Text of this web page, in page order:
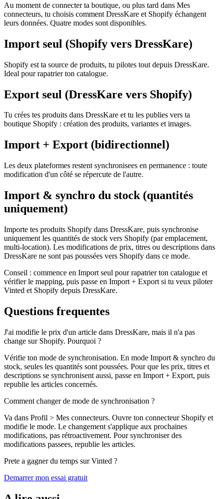
Au moment de connecter ta boutique, ou plus tard dans Mes
connecteurs, tu choisis comment DressKare et Shopify échangent
leurs données. Quatre modes sont disponibles.
Import seul (Shopify vers DressKare)
Shopify est ta source de produits, tu pilotes tout depuis DressKare.
Ideal pour rapatrier ton catalogue.
Export seul (DressKare vers Shopify)
Tu crées tes produits dans DressKare et tu les publies vers ta
boutique Shopify : création des produits, variantes et images.
Import + Export (bidirectionnel)
Les deux plateformes restent synchronisees en permanence : toute
modification d'un côté se répercute de l'autre.
Import & synchro du stock (quantités
uniquement)
Importe tes produits Shopify dans DressKare, puis synchronise
uniquement les quantités de stock vers Shopify (par emplacement,
multi-location). Les modifications de prix, titres ou descriptions dans
DressKare ne sont pas poussées vers Shopify dans ce mode.
Conseil : commence en Import seul pour rapatrier ton catalogue et
vérifier le mapping, puis passe en Import + Export si tu veux piloter
Vinted et Shopify depuis DressKare.
Questions frequentes
J'ai modifie le prix d'un article dans DressKare, mais il n'a pas
change sur Shopify. Pourquoi ?
Vérifie ton mode de synchronisation. En mode Import & synchro du
stock, seules les quantités sont poussées. Pour que les prix, titres et
descriptions se synchronisent aussi, passe en Import + Export, puis
republie les articles concernés.
Comment changer de mode de synchronisation ?
Va dans Profil > Mes connecteurs. Ouvre ton connecteur Shopify et
modifie le mode. Le changement s'applique aux prochaines
modifications, pas rétroactivement. Pour synchroniser des
modifications passees, republie les articles.
Prete a gagner du temps sur Vinted ?
Demarrer mon essai gratuit